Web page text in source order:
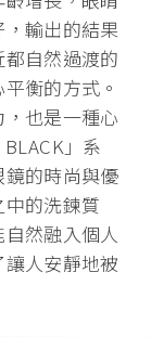
輸出的結果
自然過渡的
衡的方式。
，也是一種心
」系
的時尚與優
的洗鍊質
然融入個人
人安靜地被